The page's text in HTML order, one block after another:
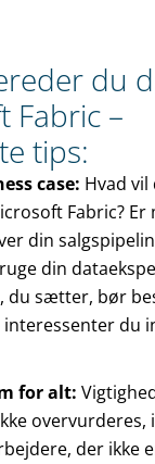
du
Fabric –
tips:
case: Hvad
Fabric? Er
din
din
du sætter, bør
interessenter du
for alt:
der ikke